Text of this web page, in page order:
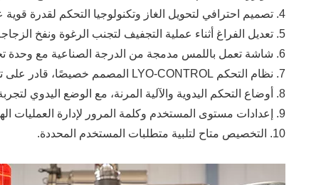
4. تصميم احترافي لتحويل الغاز وتكنولوجيا التحكم لقدرة قوية على التقاط الماء وكفاءة تجفيف عالية.
5. تعديل الفراغ أثناء عملية التجفيف لتجنب الرغوة ونفخ الزجاجة للمواد الخاصة، مما يحسن كفاءة التجفيف.
6. شاشة تعمل باللمس مدمجة من الدرجة الصناعية مع وحدة تحكم وحدات SH-HPSC-IV المتخصصة لتشغيل النظام المستقر والموثوق ودقة التحكم العالية.
7. نظام التحكم LYO-CONTROL المصمم خصيصًا، قادر على تخزين وصفات العمليات المتعددة وإجراء تعديلات العملية في الوقت الفعلي أثناء التجفيف، مما يعزز تحسين العملية.
8. أوضاع التحكم اليدوية والآلية المرنة، مع الوضع اليدوي لتجربة العملية والوضع التلقائي لإنتاج الدفعات.
9. إعدادات مستوى المستخدم وكلمة المرور لإدارة العمليات الهرمية.
10. التخصيص متاح لتلبية متطلبات المستخدم المحددة.